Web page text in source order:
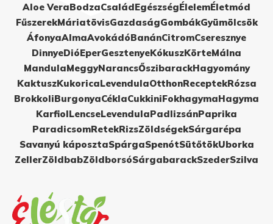
Aloe VeraBodzaCsaládEgészségÉlelemÉletmód
FűszerekMáriatövisGazdaságGombákGyümölcsök
ÁfonyaAlmaAvokádóBanánCitromCseresznye
DinnyeDióEperGesztenyeKókuszKörteMálna
MandulaMeggyNarancsŐszibarackHagyomány
KaktuszKukoricaLevendulaOtthonReceptekRózsa
BrokkoliBurgonyaCéklaCukkiniFokhagymaHagyma
KarfiolLencseLevendulaPadlizsánPaprika
ParadicsomRetekRizsZöldségekSárgarépa
Savanyú káposztaSpárgaSpenótSütőtökUborka
ZellerZöldbabZöldborsóSárgabarackSzederSzilva